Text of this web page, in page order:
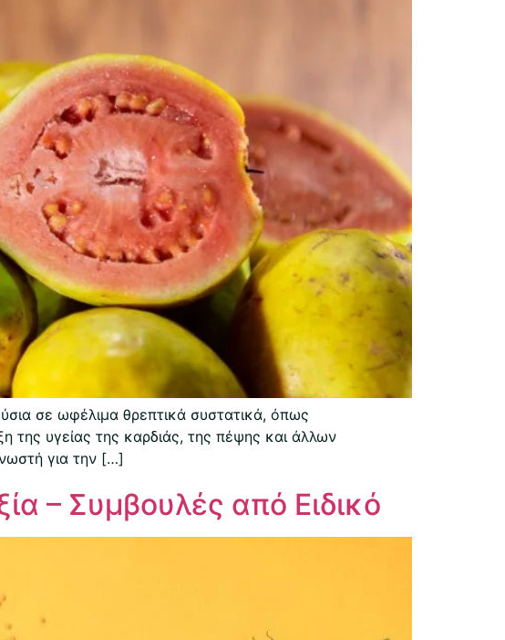
σε ωφέλιμα θρεπτικά συστατικά, όπως
της υγείας της καρδιάς, της πέψης και άλλων
για την […]
– Συμβουλές από Ειδικό